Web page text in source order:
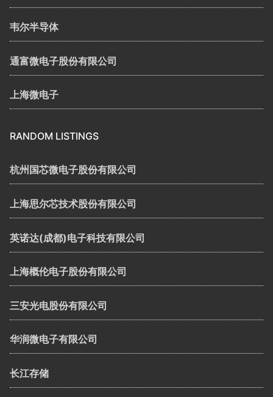
韦尔半导体
通富微电子股份有限公司
上海微电子
RANDOM LISTINGS
杭州国芯微电子股份有限公司
上海思尔芯技术股份有限公司
英诺达(成都)电子科技有限公司
上海概伦电子股份有限公司
三安光电股份有限公司
华润微电子有限公司
长江存储